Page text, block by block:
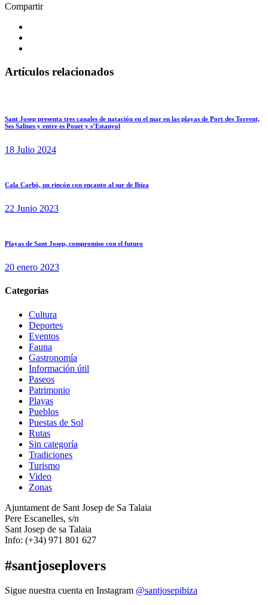
Compartir
Artículos relacionados
Sant Josep presenta tres canales de natación en el mar en las playas de Port des Torrent,
Ses Salines y entre es Pouet y s’Estanyol
18 Julio 2024
Cala Carbó, un rincón con encanto al sur de Ibiza
22 Junio 2023
Playas de Sant Josep, compromiso con el futuro
20 enero 2023
Categorias
Cultura
Deportes
Eventos
Fauna
Gastronomía
Información útil
Paseos
Patrimonio
Playas
Pueblos
Puestas de Sol
Rutas
Sin categoría
Tradiciones
Turismo
Video
Zonas
Ajuntament de Sant Josep de Sa Talaia
Pere Escanelles, s/n
Sant Josep de sa Talaia
Info: (+34) 971 801 627
#santjoseplovers
Sigue nuestra cuenta en Instagram @santjosepibiza